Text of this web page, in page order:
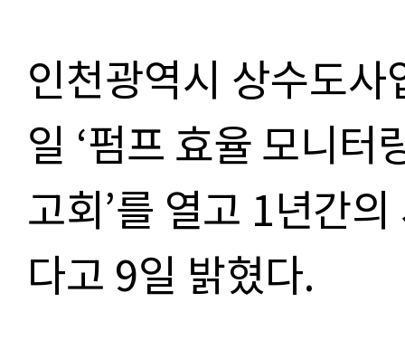
인천광역시 상수도
일 ‘펌프 효율 모니터
고회’를 열고 1년간
다고 9일 밝혔다.